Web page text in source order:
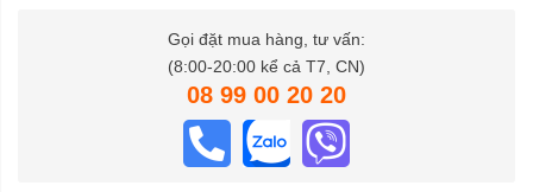
Gọi đặt mua hàng, tư vấn:
(8:00-20:00 kể cả T7, CN)
08 99 00 20 20